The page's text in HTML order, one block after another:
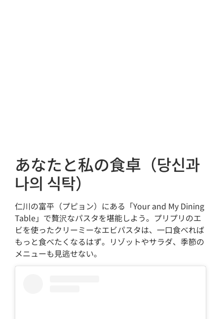
あなたと私の食卓（당신과
나의 식탁）
仁川の富平（プピョン）にある「Your and My Dining
Table」で贅沢なパスタを堪能しよう。プリプリのエ
ビを使ったクリーミーなエビパスタは、一口食べれば
もっと食べたくなるはず。リゾットやサラダ、季節の
メニューも見逃せない。